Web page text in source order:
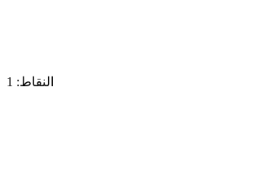
النقاط: 1